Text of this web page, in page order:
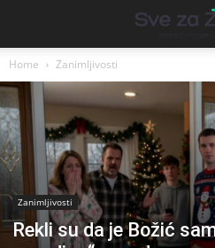
Home Zanimljivosti
Zanimljivosti
Rekli su da je Božić